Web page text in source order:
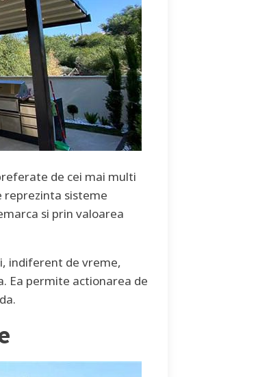
de cei mai multi
reprezinta sisteme
si prin valoarea
indiferent de vreme,
Ea permite actionarea de